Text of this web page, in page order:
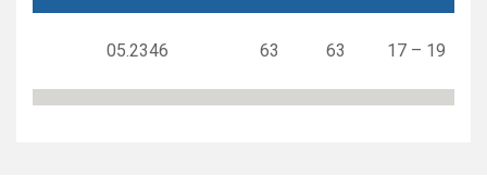
05.2346 63 63 17 – 19